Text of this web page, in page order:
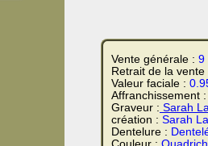
Vente générale : 9
Retrait de la
Valeur faciale :
Affranchissement
Graveur : Sarah
création : Sarah
Dentelure :